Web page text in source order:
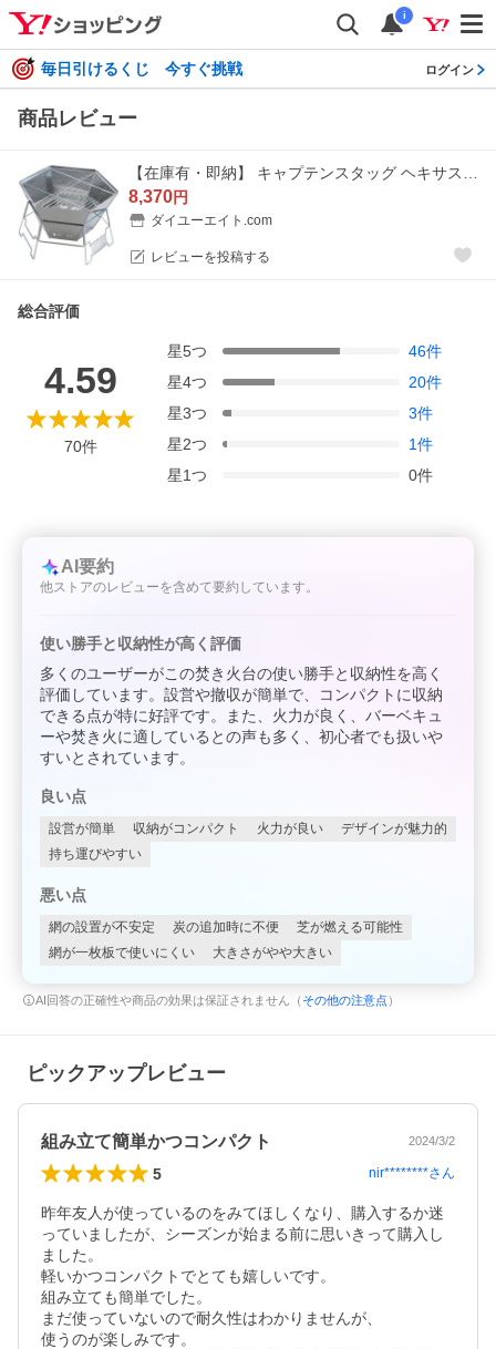
i
毎日引けるくじ 今すぐ挑戦 ログイン
商品レビュー
8,370円
ダイユーエイト.com
レビューを投稿する
総合評価
4.59
70件
星5つ 46件
星4つ 20件
星3つ 3件
星2つ 1件
星1つ 0件
AI要約
他ストアのレビューを含めて要約しています。
使い勝手と収納性が高く評価
多くのユーザーがこの焚き火台の使い勝手と収納性を高く
評価しています。設営や撤収が簡単で、コンパクトに収納
できる点が特に好評です。また、火力が良く、バーベキュ
ーや焚き火に適しているとの声も多く、初心者でも扱いや
すいとされています。
良い点
設営が簡単 収納がコンパクト 火力が良い
デザインが魅力的
持ち運びやすい
悪い点
網の設置が不安定 炭の追加時に不便
芝が燃える可能性
網が一枚板で使いにくい
大きさがやや大きい
AI回答の正確性や商品の効果は保証されません（ その他の注意点 ）
ピックアップレビュー
組み立て簡単かつコンパクト 2024/3/2
5 nir********さん
昨年友人が使っているのをみてほしくなり、購入するか迷
っていましたが、シーズンが始まる前に思いきって購入し
ました。
軽いかつコンパクトでとても嬉しいです。
組み立ても簡単でした。
まだ使っていないので耐久性はわかりませんが、
使うのが楽しみです。